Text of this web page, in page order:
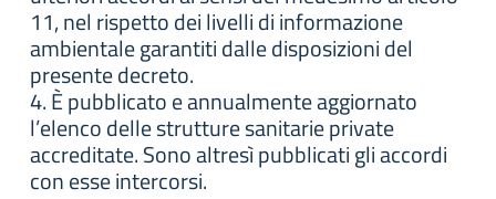
11, nel rispetto dei livelli di informazione
ambientale garantiti dalle disposizioni del
presente decreto.
4. È pubblicato e annualmente aggiornato
l’elenco delle strutture sanitarie private
accreditate. Sono altresì pubblicati gli accordi
con esse intercorsi.